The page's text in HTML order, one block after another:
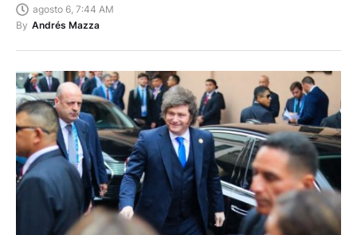
agosto 6, 7:44 AM
By Andrés Mazza